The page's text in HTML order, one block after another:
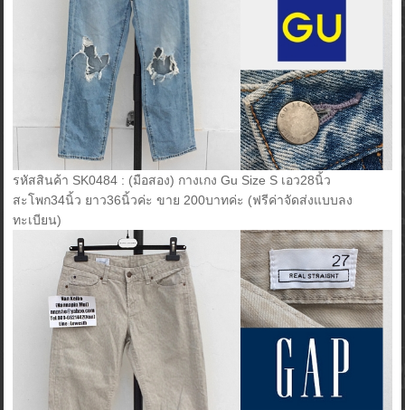
รหัสสินค้า SK0484 : (มือสอง) กางเกง Gu Size S เอว28นิ้ว
สะโพก34นิ้ว ยาว36นิ้วค่ะ ขาย 200บาทค่ะ (ฟรีค่าจัดส่งแบบลง
ทะเบียน)